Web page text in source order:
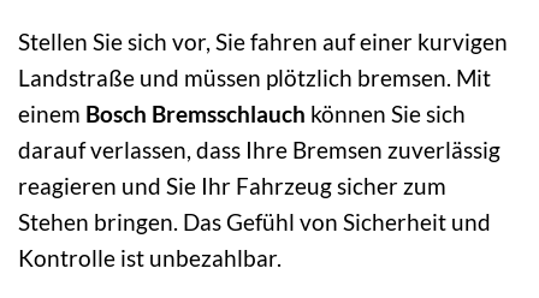
Stellen Sie sich vor, Sie fahren auf einer kurvigen
Landstraße und müssen plötzlich bremsen. Mit
einem Bosch Bremsschlauch können Sie sich
darauf verlassen, dass Ihre Bremsen zuverlässig
reagieren und Sie Ihr Fahrzeug sicher zum
Stehen bringen. Das Gefühl von Sicherheit und
Kontrolle ist unbezahlbar.